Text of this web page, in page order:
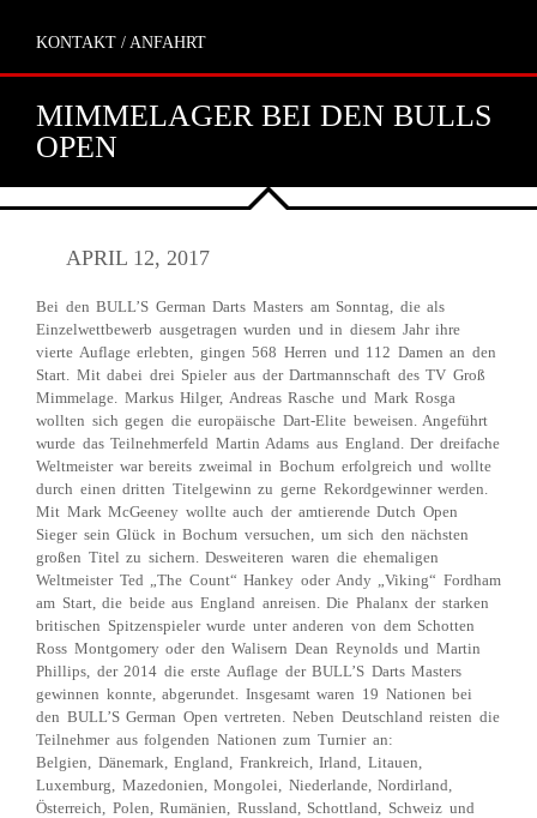
KONTAKT / ANFAHRT
MIMMELAGER BEI DEN BULLS
OPEN
APRIL 12, 2017
Bei den BULL’S German Darts Masters am Sonntag, die als
Einzelwettbewerb ausgetragen wurden und in diesem Jahr ihre
vierte Auflage erlebten, gingen 568 Herren und 112 Damen an den
Start. Mit dabei drei Spieler aus der Dartmannschaft des TV Groß
Mimmelage. Markus Hilger, Andreas Rasche und Mark Rosga
wollten sich gegen die europäische Dart-Elite beweisen. Angeführt
wurde das Teilnehmerfeld Martin Adams aus England. Der dreifache
Weltmeister war bereits zweimal in Bochum erfolgreich und wollte
durch einen dritten Titelgewinn zu gerne Rekordgewinner werden.
Mit Mark McGeeney wollte auch der amtierende Dutch Open
Sieger sein Glück in Bochum versuchen, um sich den nächsten
großen Titel zu sichern. Desweiteren waren die ehemaligen
Weltmeister Ted „The Count“ Hankey oder Andy „Viking“ Fordham
am Start, die beide aus England anreisen. Die Phalanx der starken
britischen Spitzenspieler wurde unter anderen von dem Schotten
Ross Montgomery oder den Walisern Dean Reynolds und Martin
Phillips, der 2014 die erste Auflage der BULL’S Darts Masters
gewinnen konnte, abgerundet. Insgesamt waren 19 Nationen bei
den BULL’S German Open vertreten. Neben Deutschland reisten die
Teilnehmer aus folgenden Nationen zum Turnier an:
Belgien, Dänemark, England, Frankreich, Irland, Litauen,
Luxemburg, Mazedonien, Mongolei, Niederlande, Nordirland,
Österreich, Polen, Rumänien, Russland, Schottland, Schweiz und